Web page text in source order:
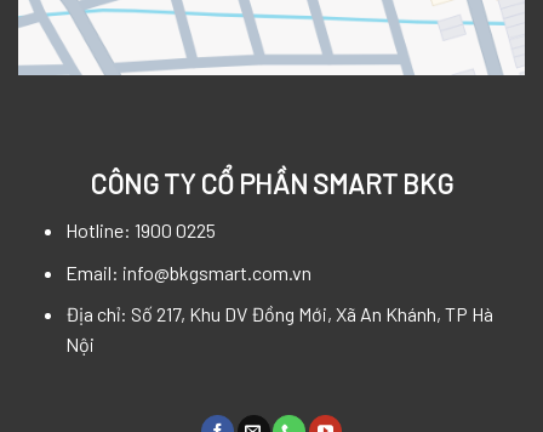
CÔNG TY CỔ PHẦN SMART BKG
Hotline: 1900 0225
Email: info@bkgsmart.com.vn
Địa chỉ: Số 217, Khu DV Đồng Mới, Xã An Khánh, TP Hà
Nội